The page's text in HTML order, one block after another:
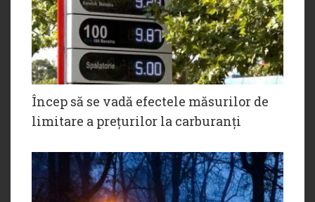
Încep să se vadă efectele măsurilor de
limitare a prețurilor la carburanți